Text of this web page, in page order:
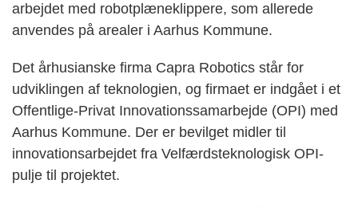
arbejdet med robotplæneklippere, som allerede
anvendes på arealer i Aarhus Kommune.
Det århusianske firma Capra Robotics står for
udviklingen af teknologien, og firmaet er indgået i et
Offentlige-Privat Innovationssamarbejde (OPI) med
Aarhus Kommune. Der er bevilget midler til
innovationsarbejdet fra Velfærdsteknologisk OPI-
pulje til projektet.